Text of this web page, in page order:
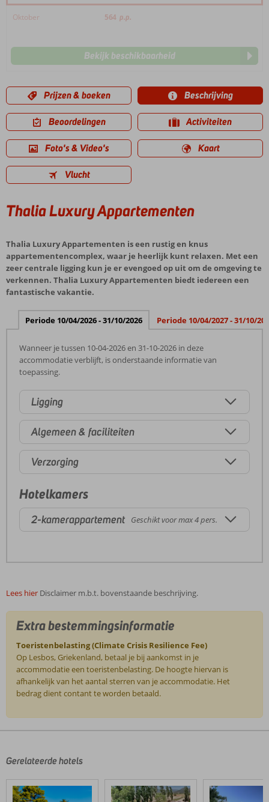
Oktober 564 p.p.
Bekijk beschikbaarheid
Prijzen & boeken Beschrijving
Beoordelingen Activiteiten
Foto's & Video's Kaart
Vlucht
Thalia Luxury Appartementen
Thalia Luxury Appartementen is een rustig en knus
appartementencomplex, waar je heerlijk kunt relaxen. Met een
zeer centrale ligging kun je er evengoed op uit om de omgeving te
verkennen. Thalia Luxury Appartementen biedt iedereen een
fantastische vakantie.
Periode 10/04/2026 - 31/10/2026 Periode 10/04/2027 - 31/10/
Wanneer je tussen 10-04-2026 en 31-10-2026 in deze
accommodatie verblijft, is onderstaande informatie van
toepassing.
Ligging
Algemeen & faciliteiten
Verzorging
Hotelkamers
2-kamerappartement Geschikt voor max 4 pers.
Lees hier Disclaimer m.b.t. bovenstaande beschrijving.
Extra bestemmingsinformatie
Toeristenbelasting (Climate Crisis Resilience Fee)
Op Lesbos, Griekenland, betaal je bij aankomst in je
accommodatie een toeristenbelasting. De hoogte hiervan is
afhankelijk van het aantal sterren van je accommodatie. Het
bedrag dient contant te worden betaald.
door
klanten
geschreven
Gerelateerde hotels